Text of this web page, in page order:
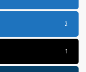
2
1